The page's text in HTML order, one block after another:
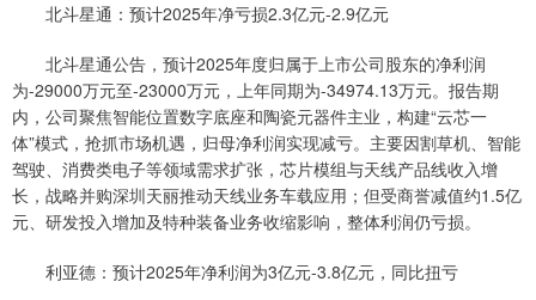
北斗星通：预计2025年净亏损2.3亿元-2.9亿元
北斗星通公告，预计2025年度归属于上市公司股东的净利润
为-29000万元至-23000万元，上年同期为-34974.13万元。报告期
内，公司聚焦智能位置数字底座和陶瓷元器件主业，构建“云芯一
体”模式，抢抓市场机遇，归母净利润实现减亏。主要因割草机、智能
驾驶、消费类电子等领域需求扩张，芯片模组与天线产品线收入增
长，战略并购深圳天丽推动天线业务车载应用；但受商誉减值约1.5亿
元、研发投入增加及特种装备业务收缩影响，整体利润仍亏损。
利亚德：预计2025年净利润为3亿元-3.8亿元，同比扭亏